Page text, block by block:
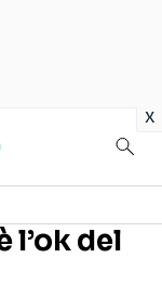
x
l’ok del